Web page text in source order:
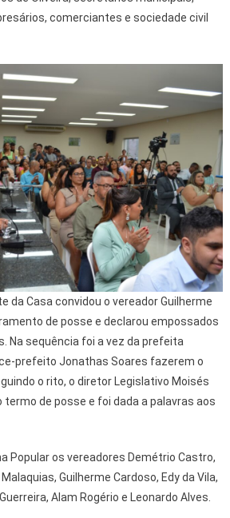
comerciantes e sociedade civil
da Casa convidou o vereador Guilherme
de posse e declarou empossados
Na sequência foi a vez da prefeita
prefeito Jonathas Soares fazerem o
o rito, o diretor Legislativo Moisés
de posse e foi dada a palavras aos
Popular os vereadores Demétrio Castro,
Guilherme Cardoso, Edy da Vila,
Alam Rogério e Leonardo Alves.